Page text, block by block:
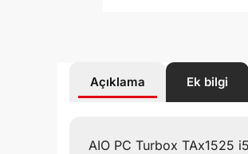
Açıklama Ek bilgi
AIO PC Turbox TAx1525